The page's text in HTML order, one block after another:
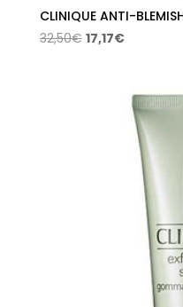
CLINIQUE ANTI-
32,50€ El
17,17€El
es:
17,17€.